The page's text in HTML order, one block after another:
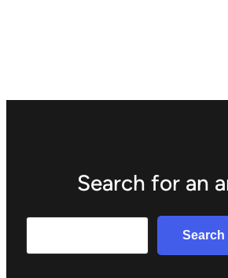
Search for an
Search